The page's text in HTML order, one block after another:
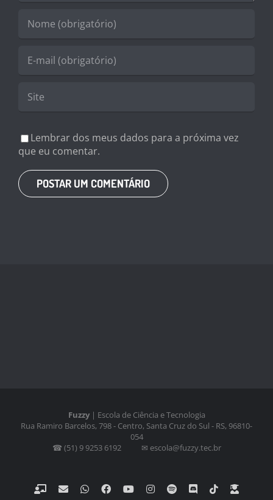
Lembrar dos meus dados para a próxima vez
que eu comentar.
Fuzzy | Escola de Ciência e Tecnologia
Rua Ramiro Barcelos, 798 - Centro, Santa Cruz do Sul - RS, 96810-
054
☎ (51) 9 9253 6192 ⠀⠀⠀✉ escola@fuzzy.tec.br
Classroom
EmailWhatsAppFacebookYouTubeInstagram
Spotify DiscordTiktokFazer